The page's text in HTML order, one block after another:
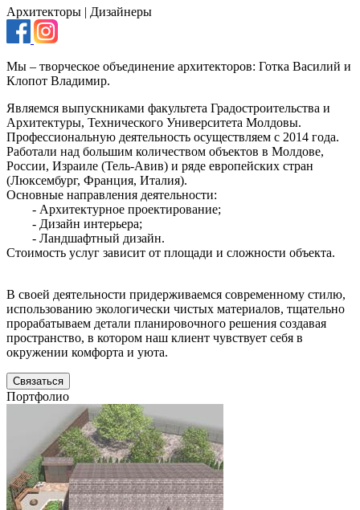
Архитекторы | Дизайнеры
Мы – творческое объединение архитекторов: Готка Василий и
Клопот Владимир.
Являемся выпускниками факультета Градостроительства и
Архитектуры, Технического Университета Молдовы.
Профессиональную деятельность осуществляем с 2014 года.
Работали над большим количеством объектов в Молдове,
России, Израиле (Тель-Авив) и ряде европейских стран
(Люксембург, Франция, Италия).
Основные направления деятельности:
- Архитектурное проектирование;
- Дизайн интерьера;
- Ландшафтный дизайн.
Стоимость услуг зависит от площади и сложности объекта.
В своей деятельности придерживаемся современному стилю,
использованию экологически чистых материалов, тщательно
прорабатываем детали планировочного решения создавая
пространство, в котором наш клиент чувствует себя в
окружении комфорта и уюта.
Связаться
Портфолио